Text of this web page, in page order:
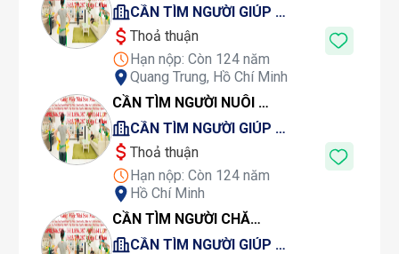
CẦN TÌM NGƯỜI GIÚP VIỆC GỌI DỊCH VỤ GIÚP VIỆC SAO MAI LÀ CÓ NGƯỜI
Thoả thuận
Hạn nộp: Còn 124 năm
Quang Trung, Hồ Chí Minh
CẦN TÌM NGƯỜI NUÔI BỆNH GỌI CHỊ THẢO DỊCH VỤ SAO MAI LÀ CÓ NGƯỜI SAU 1 PHÚT
CẦN TÌM NGƯỜI GIÚP VIỆC GỌI DỊCH VỤ GIÚP VIỆC SAO MAI LÀ CÓ NGƯỜI
Thoả thuận
Hạn nộp: Còn 124 năm
Hồ Chí Minh
CẦN TÌM NGƯỜI CHĂM BÉ GỌI DỊCH VỤ SAO MAI CHỊ THẢO LÀ CÓ NGƯỜI SAU 1 PHÚT
CẦN TÌM NGƯỜI GIÚP VIỆC GỌI DỊCH VỤ GIÚP VIỆC SAO MAI LÀ CÓ NGƯỜI